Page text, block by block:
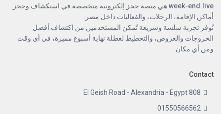
week-end.liveهي منصة حجز إلكترونية متخصصة في استكشاف وحجز
أماكن الإقامة، الرحلات، والفعاليات داخل مصر.
نُوفر تجربة سلسة وسريعة تُمكن المستخدمين من اكتشاف أفضل
الخروجات والعروض، والتخطيط لعطلة نهاية أسبوع مميزة، في أي وقت
ومن أي مكان.
Contact
808 El Geish Road - Alexandria - Egypt
01550566562